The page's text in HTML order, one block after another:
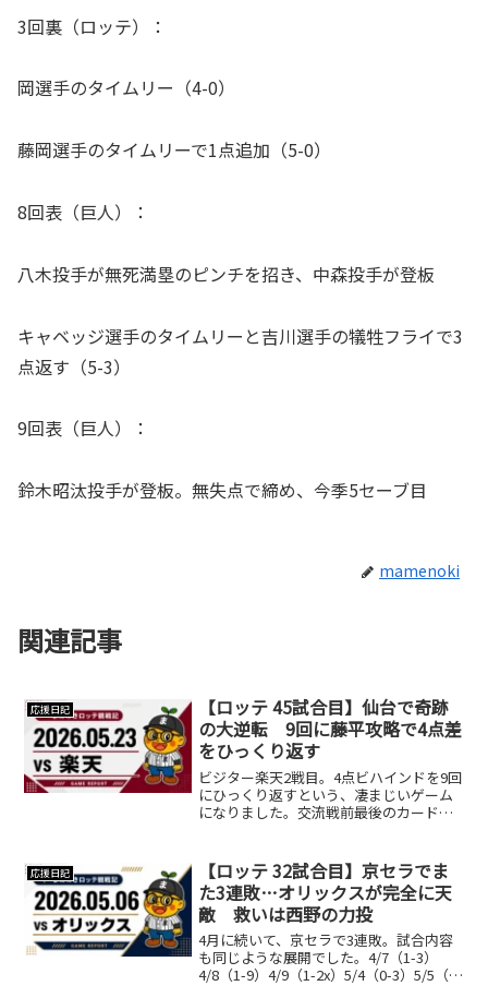
3回裏（ロッテ）：
岡選手のタイムリー（4-0）
藤岡選手のタイムリーで1点追加（5-0）
8回表（巨人）：
八木投手が無死満塁のピンチを招き、中森投手が登板
キャベッジ選手のタイムリーと吉川選手の犠牲フライで3
点返す（5-3）
9回表（巨人）：
鈴木昭汰投手が登板。無失点で締め、今季5セーブ目
mamenoki
関連記事
応援日記
【ロッテ 45試合目】仙台で奇跡
の大逆転 9回に藤平攻略で4点差
をひっくり返す
ビジター楽天2戦目。4点ビハインドを9回
にひっくり返すという、凄まじいゲーム
になりました。交流戦前最後のカードを
ん、最後まで諦めないチームとファンの
力があってこその勝利...
応援日記
【ロッテ 32試合目】京セラでま
た3連敗…オリックスが完全に天
敵 救いは西野の力投
4月に続いて、京セラで3連敗。試合内容
も同じような展開でした。4/7（1-3）
4/8（1-9）4/9（1-2x）5/4（0-3）5/5（1-